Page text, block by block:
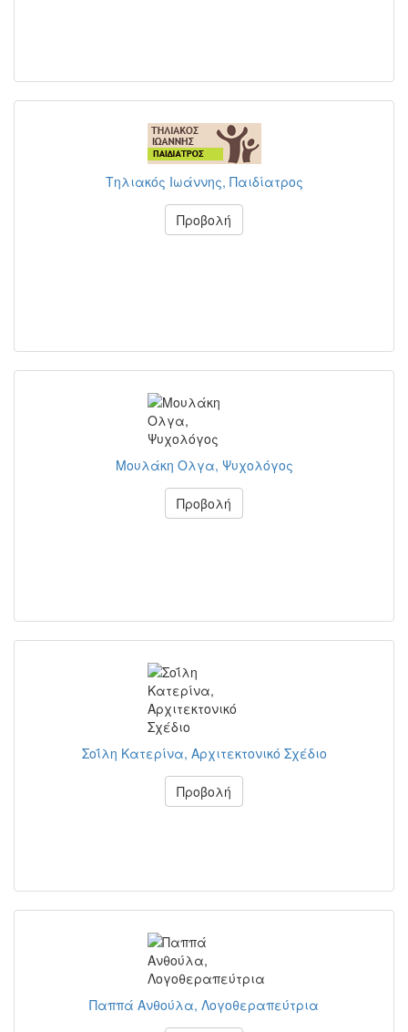
Τηλιακός Ιωάννης, Παιδίατρος
Προβολή
Μουλάκη Ολγα, Ψυχολόγος
Προβολή
Σοΐλη Κατερίνα, Αρχιτεκτονικό Σχέδιο
Προβολή
Παππά Ανθούλα, Λογοθεραπεύτρια